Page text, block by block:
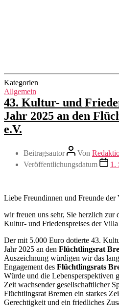
Kategorien
Allgemein
43. Kultur- und
Jahr 2025 an den
e.V.
Beitragsautor Von
Veröffentlichungsdatum
1.
Liebe Freundinnen und Freunde der
wir freuen uns sehr, Sie herzlich zur
Kultur- und Friedenspreises der
Der mit 5.000 Euro dotierte 43.
Jahr 2025 an den Flüchtlingsrat
Auszeichnung würdigen wir das
Engagement des Flüchtlingsrats
Würde und die Lebensperspektiven
Zeit wachsender gesellschaftlicher
Flüchtlingsrat Bremen ein starkes
Gerechtigkeit und ein friedliches